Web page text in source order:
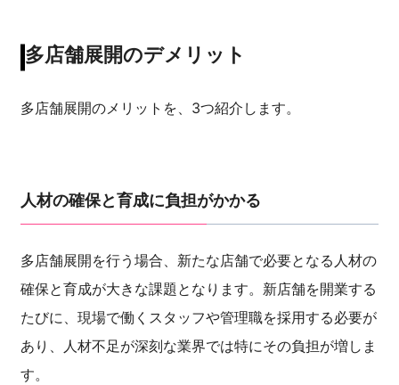
多店舗展開のデメリット
多店舗展開のメリットを、3つ紹介します。
人材の確保と育成に負担がかかる
多店舗展開を行う場合、新たな店舗で必要となる人材の
確保と育成が大きな課題となります。新店舗を開業する
たびに、現場で働くスタッフや管理職を採用する必要が
あり、人材不足が深刻な業界では特にその負担が増しま
す。